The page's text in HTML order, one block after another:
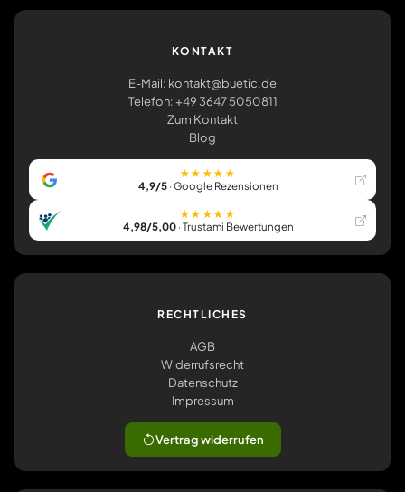
KONTAKT
E-Mail: kontakt@buetic.de
Telefon: +49 3647 5050811
Zum Kontakt
Blog
★★★★★
4,9/5· Google Rezensionen
★★★★★
4,98/5,00· Trustami Bewertungen
RECHTLICHES
AGB
Widerrufsrecht
Datenschutz
Impressum
Vertrag widerrufen